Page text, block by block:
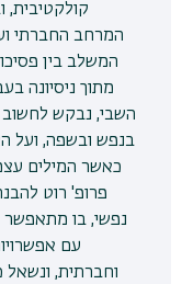
המרחב החברתי
המשלב בין
מתוך ניסיונה
השבי, נבקש
בנפש ובשפה, ועל
כאשר המילים
פרופ' רוט
נפשי, בו מתאפשר
עם
וחברתית, ונשאל